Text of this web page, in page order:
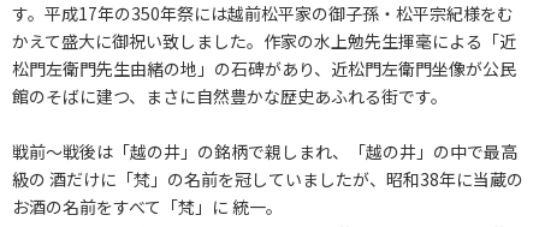
す。平成17年の350年祭には越前松平家の御子孫・松平宗紀様をむ
かえて盛大に御祝い致しました。作家の水上勉先生揮毫による「近
松門左衛門先生由緒の地」の石碑があり、近松門左衛門坐像が公民
館のそばに建つ、まさに自然豊かな歴史あふれる街です。
戦前～戦後は「越の井」の銘柄で親しまれ、「越の井」の中で最高
級の 酒だけに「梵」の名前を冠していましたが、昭和38年に当蔵の
お酒の名前をすべて「梵」に 統一。